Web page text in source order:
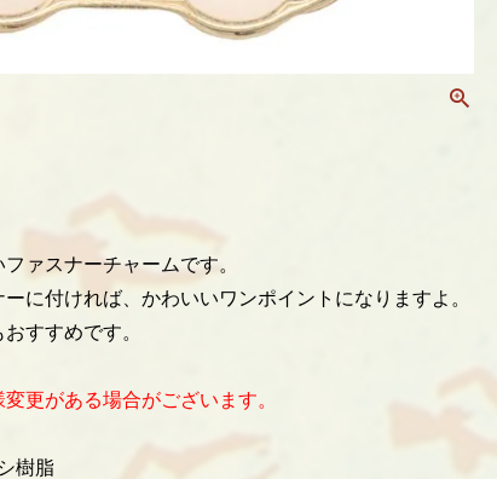
ァスナーチャームです。
に付ければ、かわいいワンポイントになりますよ。
すすめです。
更がある場合がございます。
樹脂